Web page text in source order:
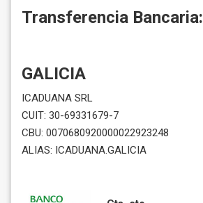
Transferencia Bancaria:
GALICIA
ICADUANA SRL
CUIT: 30-69331679-7
CBU: 0070680920000022923248
ALIAS: ICADUANA.GALICIA